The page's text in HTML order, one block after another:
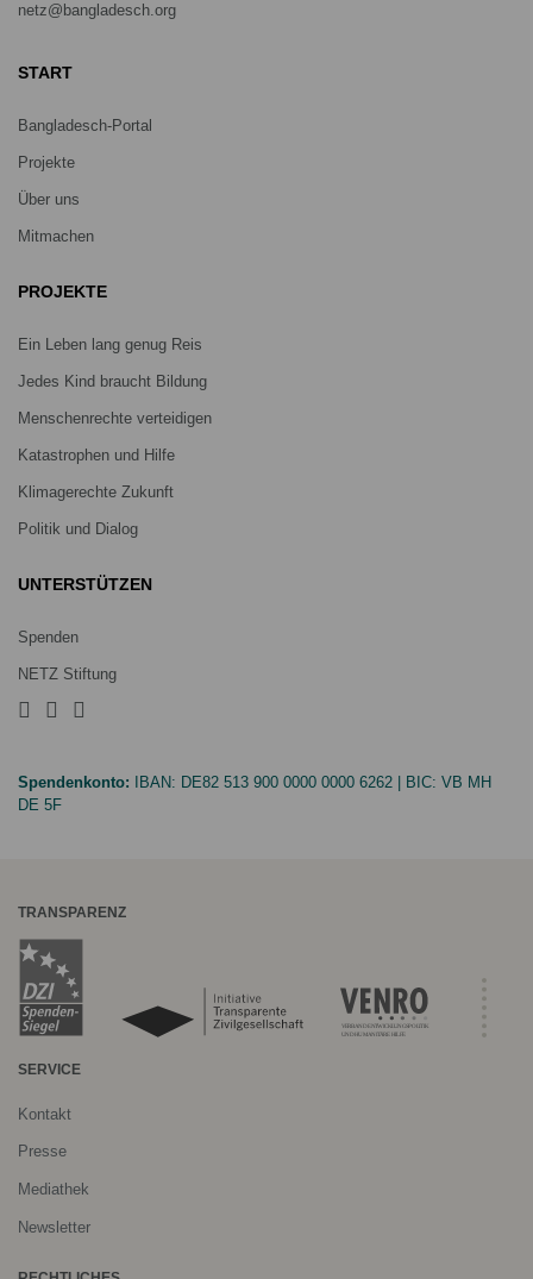
netz@bangladesch.org
START
Bangladesch-Portal
Projekte
Über uns
Mitmachen
PROJEKTE
Ein Leben lang genug Reis
Jedes Kind braucht Bildung
Menschenrechte verteidigen
Katastrophen und Hilfe
Klimagerechte Zukunft
Politik und Dialog
UNTERSTÜTZEN
Spenden
NETZ Stiftung
Spendenkonto: IBAN: DE82 513 900 0000 0000 6262 | BIC: VB MH
DE 5F
TRANSPARENZ
SERVICE
Kontakt
Presse
Mediathek
Newsletter